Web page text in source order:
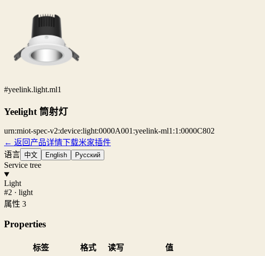
#yeelink.light.ml1
Yeelight 筒射灯
urn:miot-spec-v2:device:light:0000A001:yeelink-ml1:1:0000C802
← 返回产品详情下载米家插件
语言 中文 English Русский
Service tree
Light
#2 · light
属性 3
Properties
标签 格式 读写
值